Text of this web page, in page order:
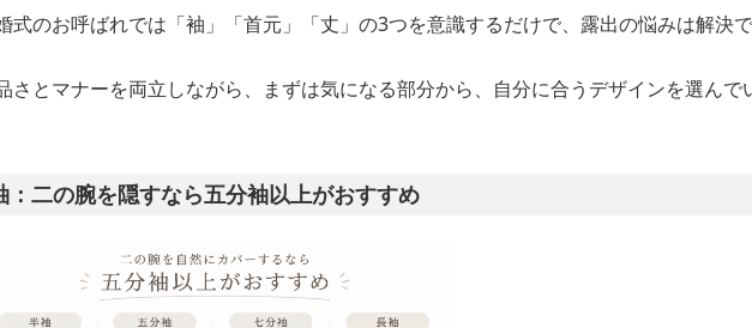
式のお呼ばれでは「袖」「首元」「丈」の3つを意識するだけで、露出の悩みは解決
さとマナーを両立しながら、まずは気になる部分から、自分に合うデザインを選んで
：二の腕を隠すなら五分袖以上がおすすめ